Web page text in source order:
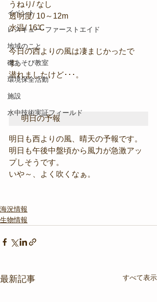
イベント
レスキュー･ファーストエイド
地域のこと
磯あそび教室
環境保全活動
施設
水中技術実証フィールド
うねり/ なし
透明度/ 10～12m
水温/ 16℃
今日の西よりの風は凄まじかったで
す。
潜れましたけど･･･。
明日の予報
明日も西よりの風、晴天の予報です。
明日も午後中盤頃から風力が急激アッ
プしそうです。
いや～、よく吹くなぁ。
海況情報
生物情報
最新記事 すべて表示